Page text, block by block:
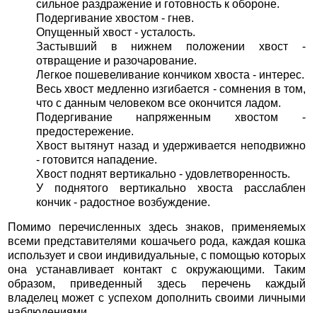
сильное раздражение и готовность к обороне.
Подергивание хвостом - гнев.
Опущенный хвост - усталость.
Застывший в нижнем положении хвост -
отвращение и разочарование.
Легкое пошевеливание кончиком хвоста - интерес.
Весь хвост медленно изгибается - сомнения в том,
что с данным человеком все окончится ладом.
Подергивание напряженным хвостом -
предостережение.
Хвост вытянут назад и удерживается неподвижно
- готовится нападение.
Хвост поднят вертикально - удовлетворенность.
У поднятого вертикально хвоста расслаблен
кончик - радостное возбуждение.
Помимо перечисленных здесь знаков, применяемых
всеми представителями кошачьего рода, каждая кошка
использует и свои индивидуальные, с помощью которых
она устанавливает контакт с окружающими. Таким
образом, приведенный здесь перечень каждый
владелец может с успехом дополнить своими личными